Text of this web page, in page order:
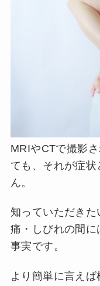
MRIやCTで撮影
ても、それが症
ん。
知っていただき
痛・しびれの間に
事実です。
より簡単に言え